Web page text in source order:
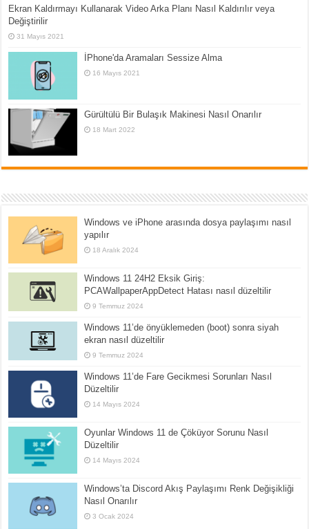
Ekran Kaldırmayı Kullanarak Video Arka Planı Nasıl Kaldırılır veya
Değiştirilir
31 Mayıs 2021
İPhone'da Aramaları Sessize Alma
16 Mayıs 2021
Gürültülü Bir Bulaşık Makinesi Nasıl Onarılır
18 Mart 2022
Windows ve iPhone arasında dosya paylaşımı nasıl
yapılır
18 Aralık 2024
Windows 11 24H2 Eksik Giriş:
PCAWallpaperAppDetect Hatası nasıl düzeltilir
9 Temmuz 2024
Windows 11’de önyüklemeden (boot) sonra siyah
ekran nasıl düzeltilir
9 Temmuz 2024
Windows 11’de Fare Gecikmesi Sorunları Nasıl
Düzeltilir
14 Mayıs 2024
Oyunlar Windows 11 de Çöküyor Sorunu Nasıl
Düzeltilir
14 Mayıs 2024
Windows’ta Discord Akış Paylaşımı Renk Değişikliği
Nasıl Onarılır
3 Ocak 2024